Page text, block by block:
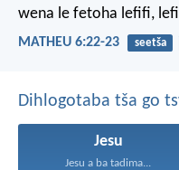
wena le fetoha lefifi,
MATHEU 6:22-23 seetša
Dihlogotaba tša go
Jesu
Jesu a ba tadima...